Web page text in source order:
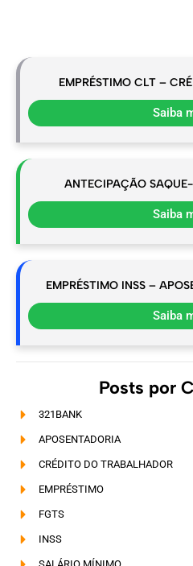
EMPRÉSTIMO CLT –
Saiba
ANTECIPAÇÃO
Saiba
EMPRÉSTIMO INSS –
Saiba
Posts por
321BANK
APOSENTADORIA
CRÉDITO DO TRABALHADOR
EMPRÉSTIMO
FGTS
INSS